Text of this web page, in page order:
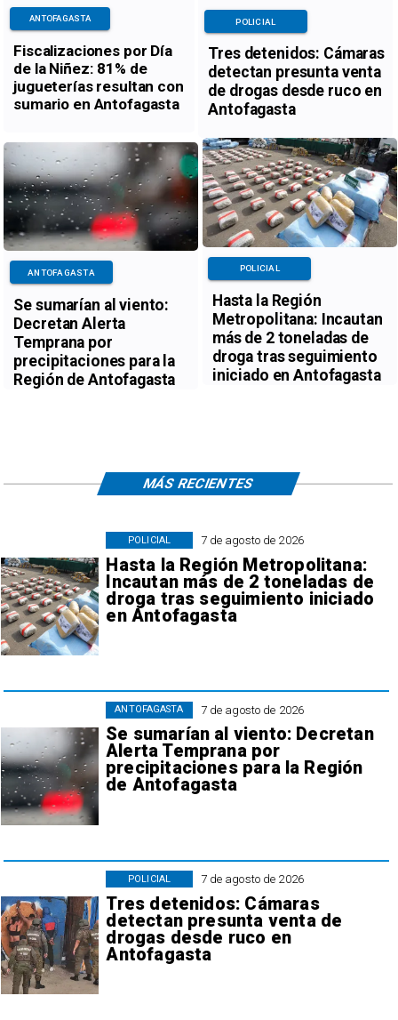
Fiscalizaciones por Día
de la Niñez: 81% de
jugueterías resultan con
sumario en Antofagasta
ANTOFAGASTA
Tres detenidos: Cámaras
detectan presunta venta
de drogas desde ruco en
Antofagasta
POLICIAL
Se sumarían al viento:
Decretan Alerta
Temprana por
precipitaciones para la
Región de Antofagasta
ANTOFAGASTA
Hasta la Región
Metropolitana: Incautan
más de 2 toneladas de
droga tras seguimiento
iniciado en Antofagasta
POLICIAL
7 de agosto de 2026
Hasta la Región Metropolitana:
Incautan más de 2 toneladas de
droga tras seguimiento iniciado
en Antofagasta
POLICIAL
7 de agosto de 2026
Se sumarían al viento: Decretan
Alerta Temprana por
precipitaciones para la Región
de Antofagasta
ANTOFAGASTA
7 de agosto de 2026
Tres detenidos: Cámaras
detectan presunta venta de
drogas desde ruco en
Antofagasta
POLICIAL
MÁS RECIENTES